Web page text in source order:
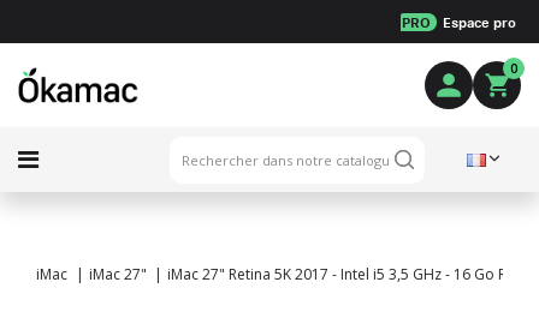
PRO Espace pro
0
iMac iMac 27" iMac 27" Retina 5K 2017 - Intel i5 3,5 GHz - 16 Go RAM